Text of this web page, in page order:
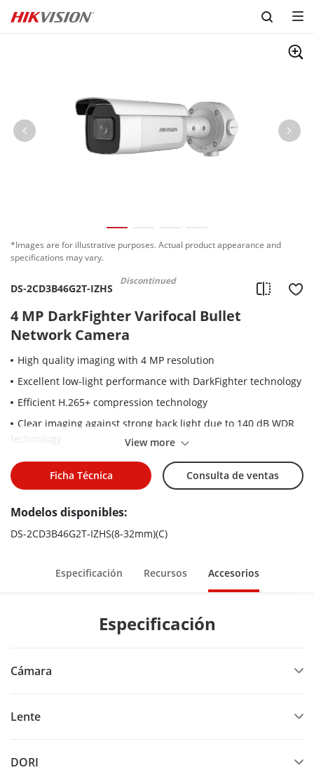
Skip to content
*Images are for illustrative purposes. Actual product appearance and
specifications may vary.
DS-2CD3B46G2T-IZHS
Discontinued
4 MP DarkFighter Varifocal Bullet
Network Camera
High quality imaging with 4 MP resolution
Excellent low-light performance with DarkFighter technology
Efficient H.265+ compression technology
Clear imaging against strong back light due to 140 dB WDR
Focus on human and vehicle targets classification based on
deep learning
Audio and alarm interface available
Water and dust resistant (IP67) and vandal-resistant (IK10)
View more
Ficha Técnica Consulta de ventas
Modelos disponibles:
DS-2CD3B46G2T-IZHS(8-32mm)(C)
Especificación Recursos Accesorios
Especificación
Cámara
Lente
DORI